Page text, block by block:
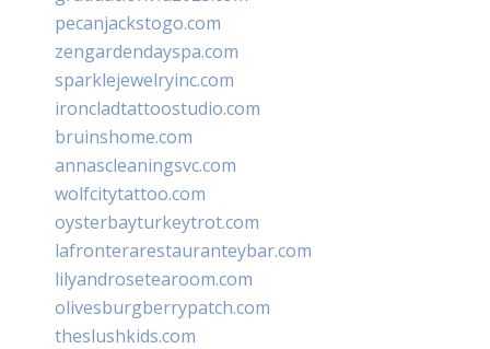
pecanjackstogo.com
zengardendayspa.com
sparklejewelryinc.com
ironcladtattoostudio.com
bruinshome.com
annascleaningsvc.com
wolfcitytattoo.com
oysterbayturkeytrot.com
lafronterarestauranteybar.com
lilyandrosetearoom.com
olivesburgberrypatch.com
theslushkids.com